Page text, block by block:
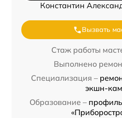
Константин
Вызвать
Стаж работы
Выполнено
Специализация –
экшн-
Образование –